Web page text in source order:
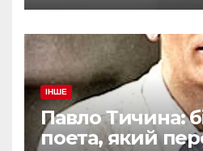
ІНШЕ
Павло Тичина:
поета, який